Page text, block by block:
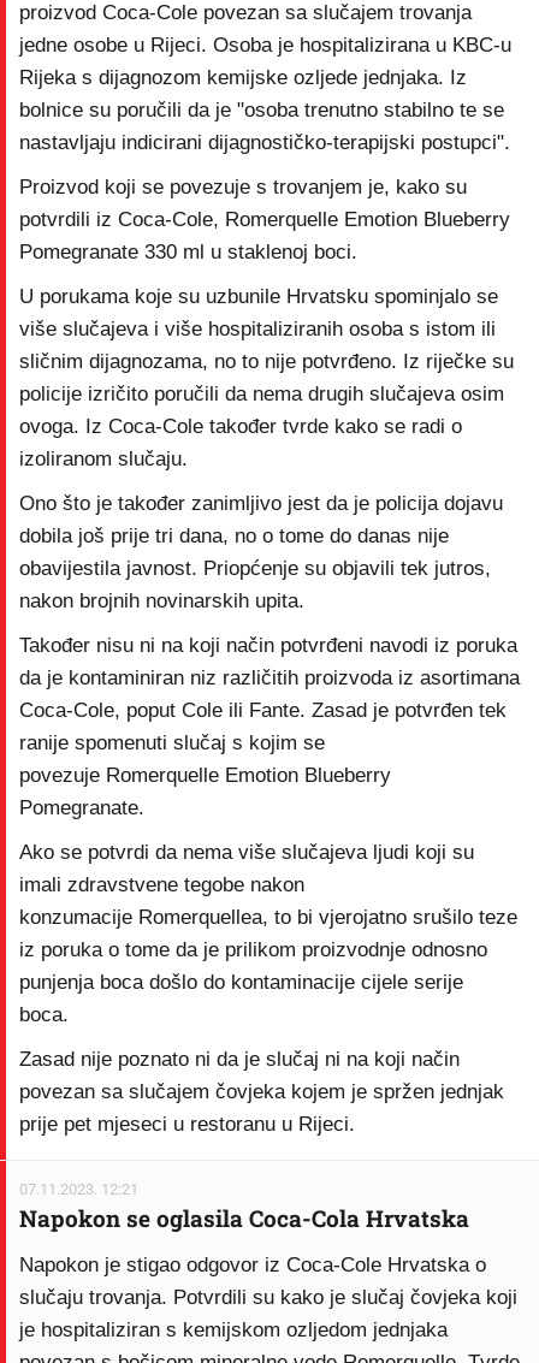
proizvod Coca-Cole povezan sa slučajem trovanja
jedne osobe u Rijeci. Osoba je hospitalizirana u KBC-u
Rijeka s dijagnozom kemijske ozljede jednjaka. Iz
bolnice su poručili da je "osoba trenutno stabilno te se
nastavljaju indicirani dijagnostičko-terapijski postupci".
Proizvod koji se povezuje s trovanjem je, kako su
potvrdili iz Coca-Cole, Romerquelle Emotion Blueberry
Pomegranate 330 ml u staklenoj boci.
U porukama koje su uzbunile Hrvatsku spominjalo se
više slučajeva i više hospitaliziranih osoba s istom ili
sličnim dijagnozama, no to nije potvrđeno. Iz riječke su
policije izričito poručili da nema drugih slučajeva osim
ovoga. Iz Coca-Cole također tvrde kako se radi o
izoliranom slučaju.
Ono što je također zanimljivo jest da je policija dojavu
dobila još prije tri dana, no o tome do danas nije
obavijestila javnost. Priopćenje su objavili tek jutros,
nakon brojnih novinarskih upita.
Također nisu ni na koji način potvrđeni navodi iz poruka
da je kontaminiran niz različitih proizvoda iz asortimana
Coca-Cole, poput Cole ili Fante. Zasad je potvrđen tek
ranije spomenuti slučaj s kojim se
povezuje Romerquelle Emotion Blueberry
Pomegranate.
Ako se potvrdi da nema više slučajeva ljudi koji su
imali zdravstvene tegobe nakon
konzumacije Romerquellea, to bi vjerojatno srušilo teze
iz poruka o tome da je prilikom proizvodnje odnosno
punjenja boca došlo do kontaminacije cijele serije
boca.
Zasad nije poznato ni da je slučaj ni na koji način
povezan sa slučajem čovjeka kojem je spržen jednjak
prije pet mjeseci u restoranu u Rijeci.
07.11.2023. 12:21
Napokon se oglasila Coca-Cola Hrvatska
Napokon je stigao odgovor iz Coca-Cole Hrvatska o
slučaju trovanja. Potvrdili su kako je slučaj čovjeka koji
je hospitaliziran s kemijskom ozljedom jednjaka